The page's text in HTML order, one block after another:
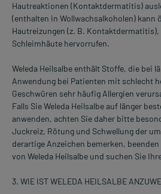
Hautreaktionen (Kontaktdermatitis)
(enthalten in Wollwachsalkoholen) kann
Hautreizungen (z. B. Kontaktdermatitis),
Schleimhäute hervorrufen.
Weleda Heilsalbe enthält Stoffe, die bei
Anwendung bei Patienten mit schlecht
Geschwüren sehr häufig Allergien
Falls Sie Weleda Heilsalbe auf länger
anwenden, achten Sie daher bitte
Juckreiz, Rötung und Schwellung der
derartige Anzeichen bemerken,
von Weleda Heilsalbe und suchen Sie
3. WIE IST WELEDA HEILSALBE